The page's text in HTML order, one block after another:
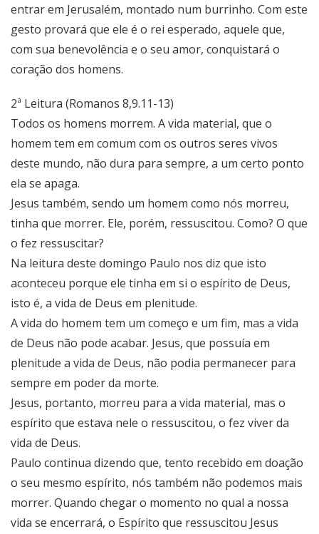
entrar em Jerusalém, montado num burrinho. Com este
gesto provará que ele é o rei esperado, aquele que,
com sua benevolência e o seu amor, conquistará o
coração dos homens.
2ª Leitura (Romanos 8,9.11-13)
Todos os homens morrem. A vida material, que o
homem tem em comum com os outros seres vivos
deste mundo, não dura para sempre, a um certo ponto
ela se apaga.
Jesus também, sendo um homem como nós morreu,
tinha que morrer. Ele, porém, ressuscitou. Como? O que
o fez ressuscitar?
Na leitura deste domingo Paulo nos diz que isto
aconteceu porque ele tinha em si o espírito de Deus,
isto é, a vida de Deus em plenitude.
A vida do homem tem um começo e um fim, mas a vida
de Deus não pode acabar. Jesus, que possuía em
plenitude a vida de Deus, não podia permanecer para
sempre em poder da morte.
Jesus, portanto, morreu para a vida material, mas o
espírito que estava nele o ressuscitou, o fez viver da
vida de Deus.
Paulo continua dizendo que, tento recebido em doação
o seu mesmo espírito, nós também não podemos mais
morrer. Quando chegar o momento no qual a nossa
vida se encerrará, o Espírito que ressuscitou Jesus